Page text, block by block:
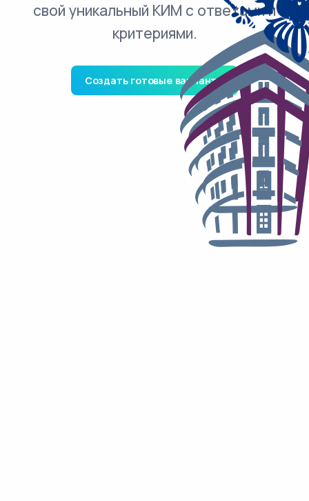
свой уникальный КИМ с ответами и
критериями.
Создать готовые варианты